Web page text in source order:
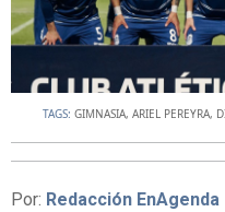
TAGS: GIMNASIA, ARIEL PEREYRA,
Por: Redacción EnAgenda